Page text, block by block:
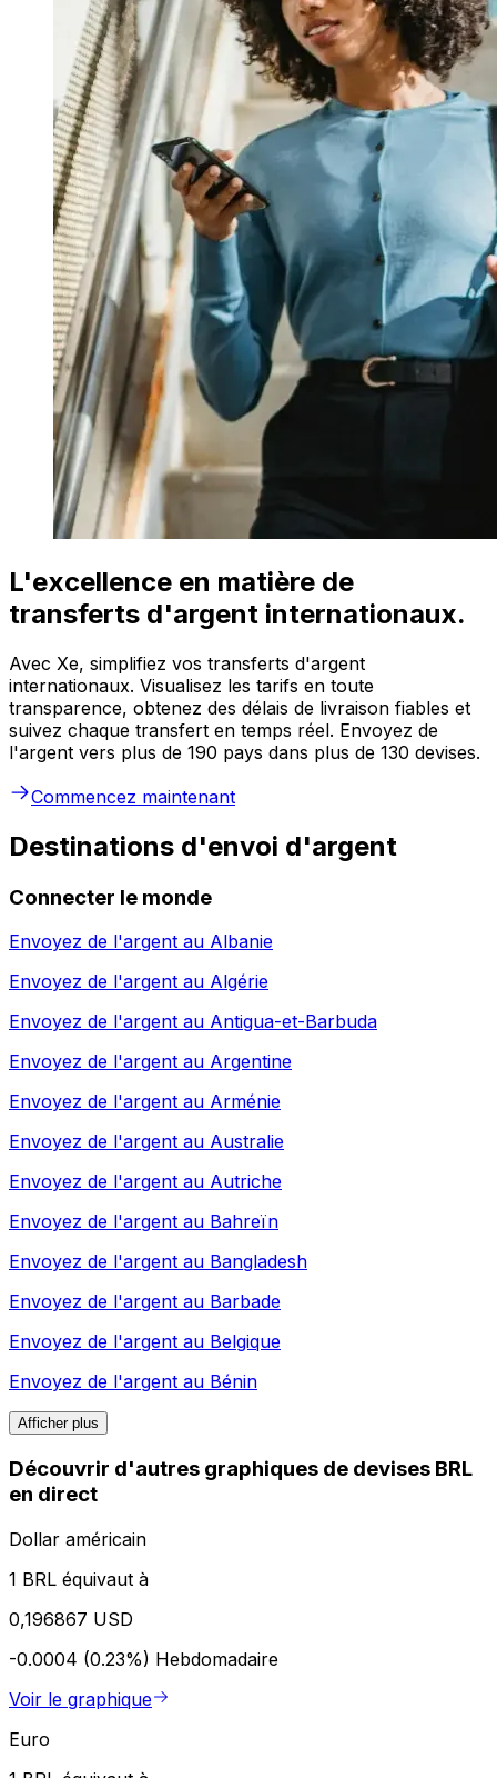
L'excellence en matière de
transferts d'argent internationaux.
Avec Xe, simplifiez vos transferts d'argent
internationaux. Visualisez les tarifs en toute
transparence, obtenez des délais de livraison fiables et
suivez chaque transfert en temps réel. Envoyez de
l'argent vers plus de 190 pays dans plus de 130 devises.
Commencez maintenant
Destinations d'envoi d'argent
Connecter le monde
Envoyez de l'argent au Albanie
Envoyez de l'argent au Algérie
Envoyez de l'argent au Antigua-et-Barbuda
Envoyez de l'argent au Argentine
Envoyez de l'argent au Arménie
Envoyez de l'argent au Australie
Envoyez de l'argent au Autriche
Envoyez de l'argent au Bahreïn
Envoyez de l'argent au Bangladesh
Envoyez de l'argent au Barbade
Envoyez de l'argent au Belgique
Envoyez de l'argent au Bénin
Afficher plus
Découvrir d'autres graphiques de devises BRL
en direct
Dollar américain
1 BRL équivaut à
0,196867 USD
-0.0004 (0.23%) Hebdomadaire
Voir le graphique
Euro